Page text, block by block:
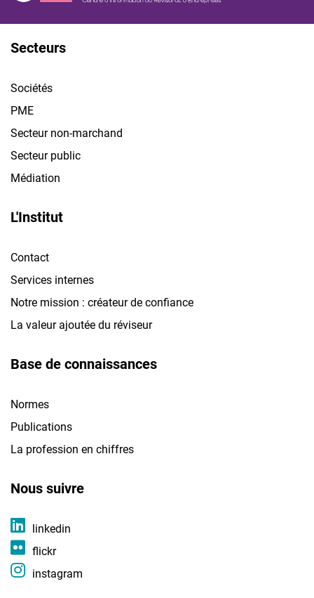
Secteurs
Sociétés
PME
Secteur non-marchand
Secteur public
Médiation
L'Institut
Contact
Services internes
Notre mission : créateur de confiance
La valeur ajoutée du réviseur
Base de connaissances
Normes
Publications
La profession en chiffres
Nous suivre
linkedin
flickr
instagram